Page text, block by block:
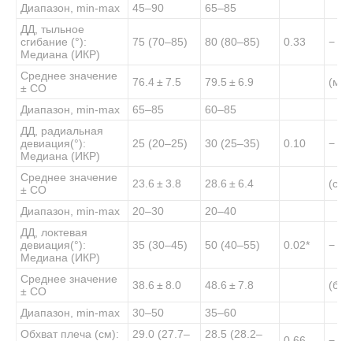
Диапазон, min-max 45–90
65–85
ДД, тыльное
сгибание (°):
Медиана (ИКР)
75 (70–85) 80 (80–85) 0.33 −
Среднее значение
± СО
76.4 ± 7.5 79.5 ± 6.9 (
Диапазон, min-max 65–85
60–85
ДД, радиальная
девиация(°):
Медиана (ИКР)
25 (20–25) 30 (25–35) 0.10 −
Среднее значение
± СО
23.6 ± 3.8 28.6 ± 6.4 (
Диапазон, min-max 20–30
20–40
ДД, локтевая
девиация(°):
Медиана (ИКР)
35 (30–45) 50 (40–55) 0.02* −
Среднее значение
± СО
38.6 ± 8.0 48.6 ± 7.8 (
Диапазон, min-max 30–50
35–60
Обхват плеча (см):
29.0 (27.7–
28.5 (28.2–